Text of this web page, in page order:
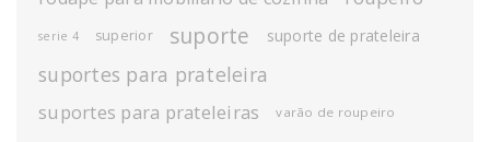
serie 4 superior suporte suporte de prateleira
suportes para prateleira
suportes para prateleiras varão de roupeiro